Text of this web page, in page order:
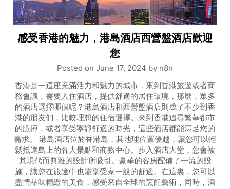
感受香港的魅力，港島酒店西營盤酒店歡迎
您
Posted on June 17, 2024 by n8n
香港是一這座充滿活力和魅力的城市，來到香港旅遊或者商
務會議，需要入住酒店，提供舒適的居住環境，那麼，眾多
的酒店選擇哪個呢？港島酒店和西營盤酒店則成了不少到香
港的朋友們，比較理想的住宿選擇。來到香港追尋繁華都市
的脈搏，或者享受寧靜舒適的時光，這些酒店都能滿足您的
需求。 港島酒店位於香港島，其地理位置優越，讓您可以輕
鬆抵達島上的各大景點和商務中心。步入酒店大堂，您會被
其現代而典雅的設計所吸引。豪華的客房配備了一流的設
施，讓您在旅途中也能享受家一般的舒適。在這裏，您可以
盡情品味精緻的美食，感受來自全球的烹飪藝術，同時，酒